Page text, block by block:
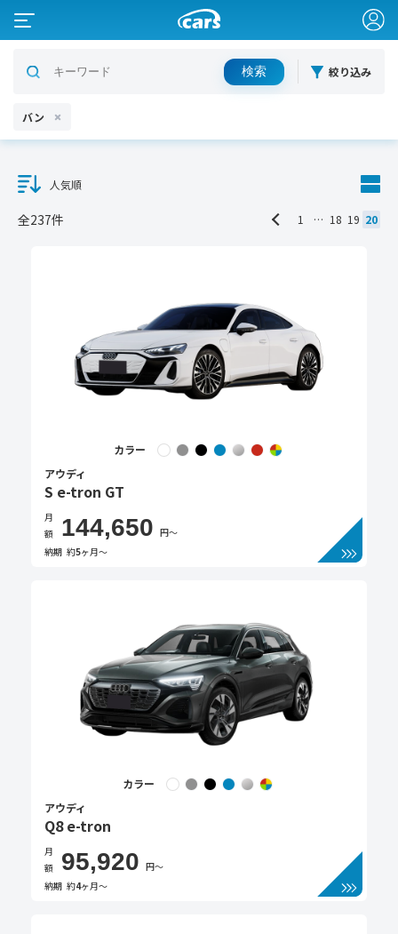
絞り込み
バン
人気順
全237件 1 … 18 19 20
カラー
アウディ
S e-tron GT
月
額
144,650 円〜
納期 約5ヶ月〜
カラー
アウディ
Q8 e-tron
月
額
95,920 円〜
納期 約4ヶ月〜